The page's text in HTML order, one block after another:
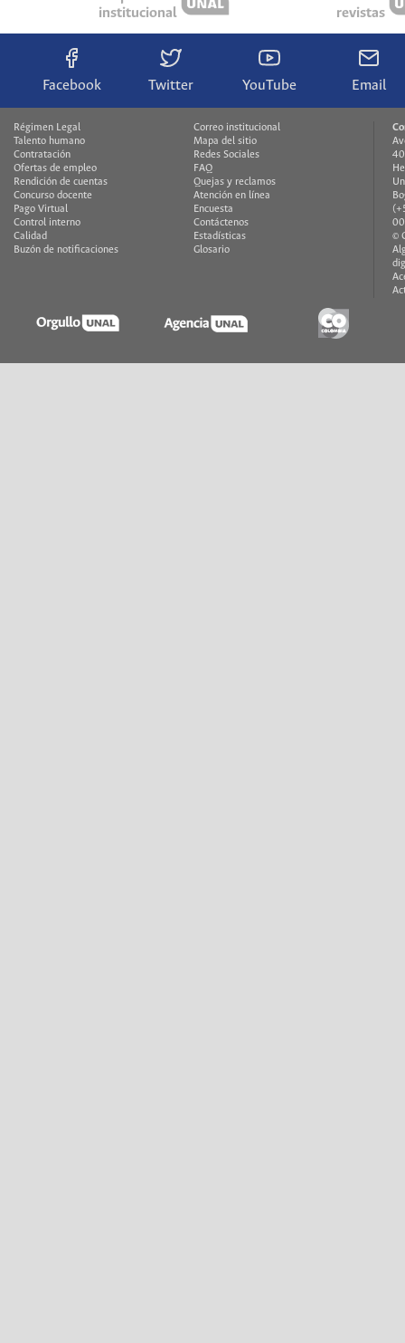
institucional
revistas
Facebook Twitter YouTube Email
Régimen Legal
Talento humano
Contratación
Ofertas de empleo
Rendición de cuentas
Concurso docente
Pago Virtual
Control interno
Calidad
Buzón de notificaciones
Correo institucional
Mapa del sitio
Redes Sociales
FAQ
Quejas y reclamos
Atención en línea
Encuesta
Contáctenos
Estadísticas
Glosario
©